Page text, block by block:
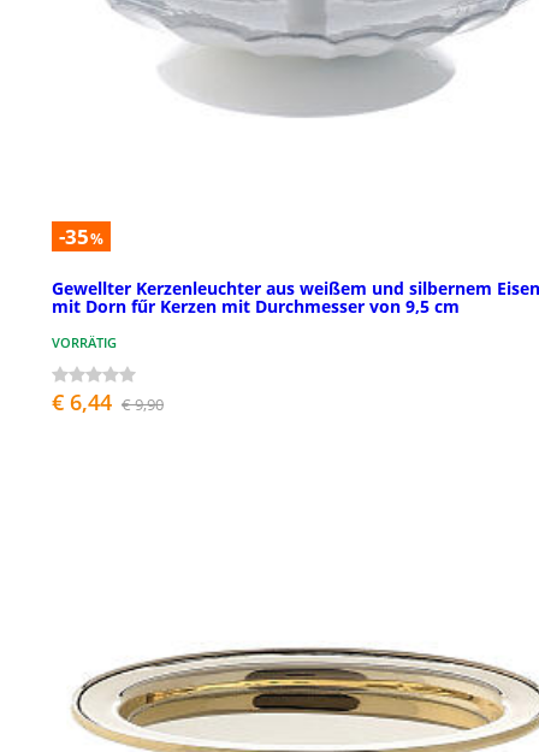
-35%
Gewellter Kerzenleuchter aus weißem und silbernem Eisen
mit Dorn fűr Kerzen mit Durchmesser von 9,5 cm
VORRÄTIG
€ 6,44 € 9,90